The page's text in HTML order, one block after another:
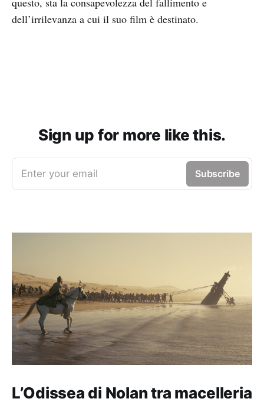
dell’irrilevanza a cui il suo film è destinato.
Sign up for more like this.
Enter your email Subscribe
L’Odissea di Nolan tra macelleria